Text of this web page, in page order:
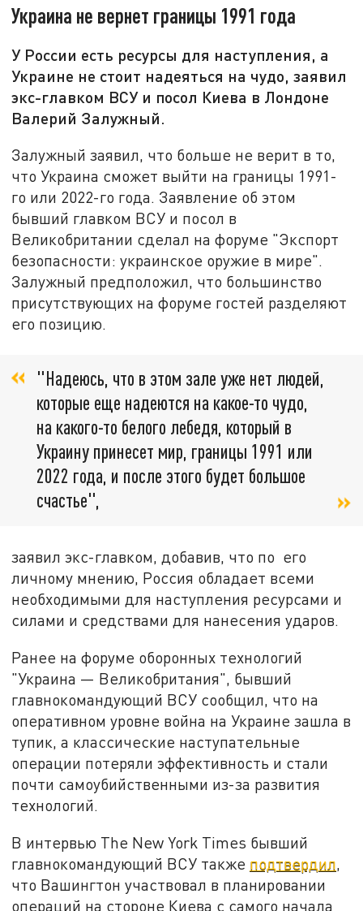
Украина не вернет границы 1991 года
У России есть ресурсы для наступления, а
Украине не стоит надеяться на чудо, заявил
экс-главком ВСУ и посол Киева в Лондоне
Валерий Залужный.
Залужный заявил, что больше не верит в то,
что Украина сможет выйти на границы 1991-
го или 2022-го года. Заявление об этом
бывший главком ВСУ и посол в
Великобритании сделал на форуме "Экспорт
безопасности: украинское оружие в мире".
Залужный предположил, что большинство
присутствующих на форуме гостей разделяют
его позицию.
"Надеюсь, что в этом зале уже нет людей,
которые еще надеются на какое-то чудо,
на какого-то белого лебедя, который в
Украину принесет мир, границы 1991 или
2022 года, и после этого будет большое
счастье",
заявил экс-главком, добавив, что по его
личному мнению, Россия обладает всеми
необходимыми для наступления ресурсами и
силами и средствами для нанесения ударов.
Ранее на форуме оборонных технологий
"Украина — Великобритания", бывший
главнокомандующий ВСУ сообщил, что на
оперативном уровне война на Украине зашла в
тупик, а классические наступательные
операции потеряли эффективность и стали
почти самоубийственными из-за развития
технологий.
В интервью The New York Times бывший
главнокомандующий ВСУ также подтвердил,
что Вашингтон участвовал в планировании
операций на стороне Киева с самого начала